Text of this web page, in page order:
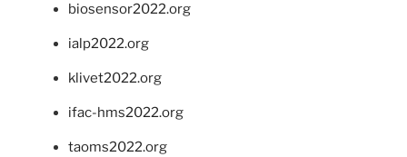
biosensor2022.org
ialp2022.org
klivet2022.org
ifac-hms2022.org
taoms2022.org